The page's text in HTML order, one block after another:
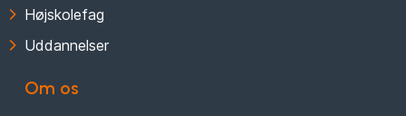
Højskolefag
Uddannelser
Om os